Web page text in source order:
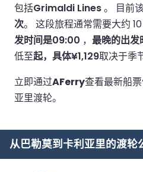
包括Grimaldi Lines。 目前
次。 这段旅程通常需要大约 10
发时间是09:00 ， 最晚的出
低至起，具体¥1,129取决于季
立即通过AFerry查看最新船
亚里渡轮。
从巴勒莫到卡利亚里的渡轮